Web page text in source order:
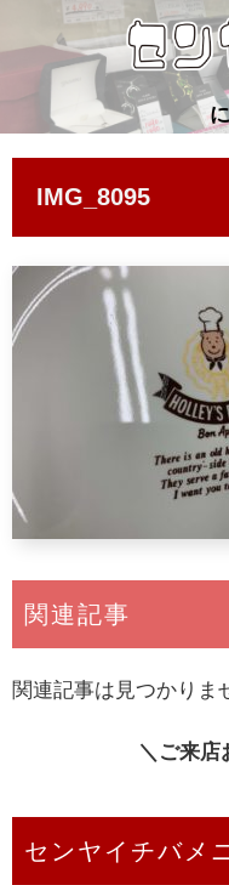
IMG_8095
関連記事
関連記事は見つかりま
＼ご来店
センヤイチバメ